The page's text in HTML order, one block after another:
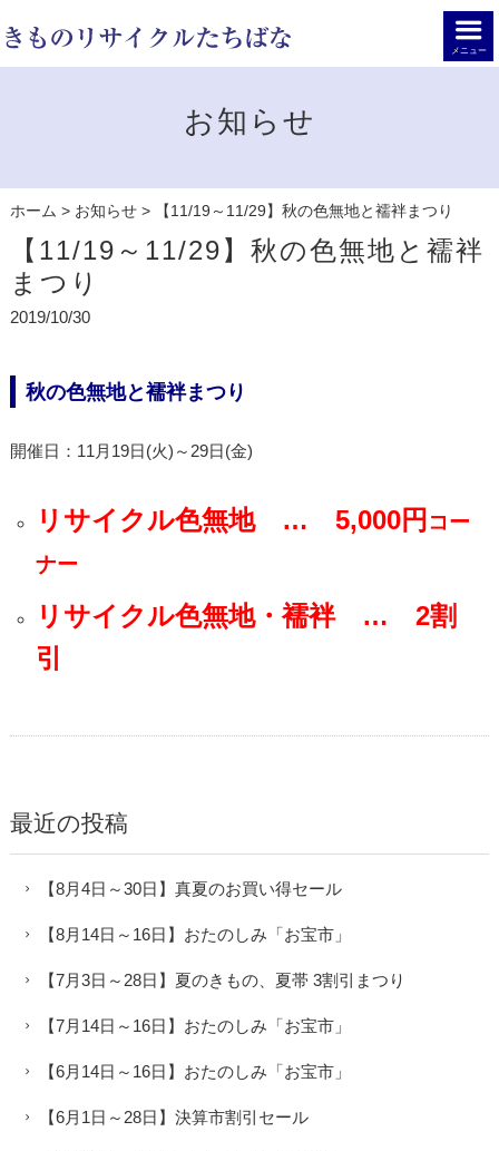
メニュー
お知らせ
ホーム > お知らせ> 【11/19～11/29】秋の色無地と襦袢まつり
【11/19～11/29】秋の色無地と襦袢
まつり
2019/10/30
秋の色無地と襦袢まつり
開催日：11月19日(火)～29日(金)
リサイクル色無地 … 5,000円 コー
ナー
リサイクル色無地・襦袢 … 2割
引
最近の投稿
【8月4日～30日】真夏のお買い得セール
【8月14日～16日】おたのしみ「お宝市」
【7月3日～28日】夏のきもの、夏帯 3割引まつり
【7月14日～16日】おたのしみ「お宝市」
【6月14日～16日】おたのしみ「お宝市」
【6月1日～28日】決算市割引セール